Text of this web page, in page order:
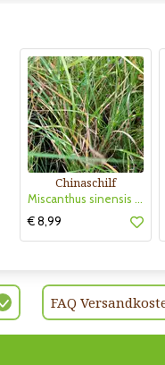
Chinaschilf
Miscanthus sinensis 'Strictus Dwarf'
€ 8,99
FAQ